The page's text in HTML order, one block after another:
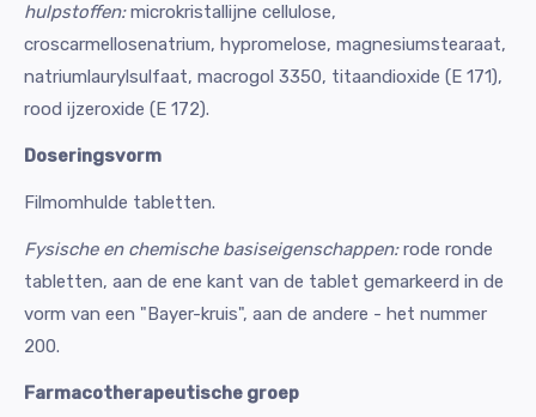
hulpstoffen:microkristallijne cellulose,
croscarmellosenatrium, hypromelose, magnesiumstearaat,
natriumlaurylsulfaat, macrogol 3350, titaandioxide (E 171),
rood ijzeroxide (E 172).
Doseringsvorm
Filmomhulde tabletten.
Fysische en chemische basiseigenschappen:rode ronde
tabletten, aan de ene kant van de tablet gemarkeerd in de
vorm van een "Bayer-kruis", aan de andere - het nummer
200.
Farmacotherapeutische groep